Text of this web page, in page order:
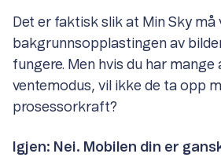
Det er faktisk slik at Min Sky
bakgrunnsopplastingen av
fungere. Men hvis du har mange
ventemodus, vil ikke de ta opp
prosessorkraft?
Igjen: Nei. Mobilen din er